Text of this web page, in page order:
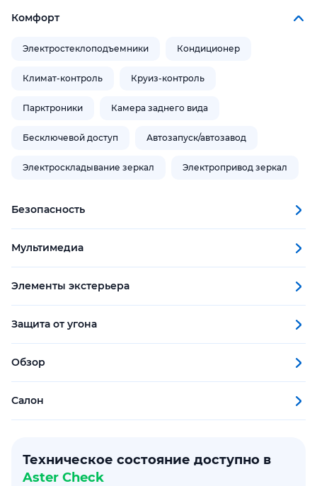
Комфорт
Электростеклоподъемники Кондиционер
Климат-контроль Круиз-контроль
Парктроники Камера заднего вида
Бесключевой доступ Автозапуск/автозавод
Электроскладывание зеркал Электропривод зеркал
Безопасность
Мультимедиа
Элементы экстерьера
Защита от угона
Обзор
Салон
Техническое состояние доступно в
Aster Check